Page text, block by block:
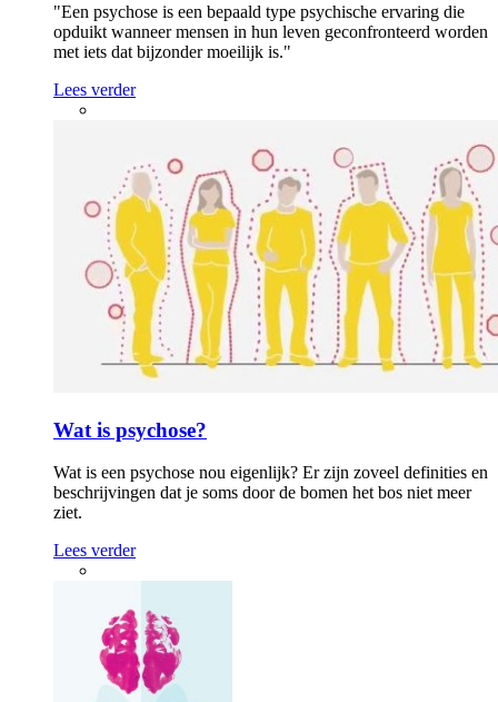
"Een psychose is een bepaald type psychische ervaring die
opduikt wanneer mensen in hun leven geconfronteerd worden
met iets dat bijzonder moeilijk is."
Lees verder
Wat is psychose?
Wat is een psychose nou eigenlijk? Er zijn zoveel definities en
beschrijvingen dat je soms door de bomen het bos niet meer
ziet.
Lees verder